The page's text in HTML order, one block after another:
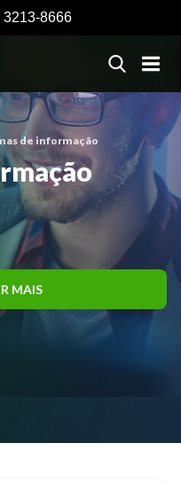
3213-8666
de informação
MAIS